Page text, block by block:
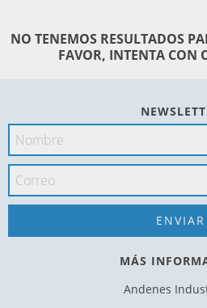
NO TENEMOS RESULTADOS
FAVOR, INTENTA CON
MÁS
Andenes